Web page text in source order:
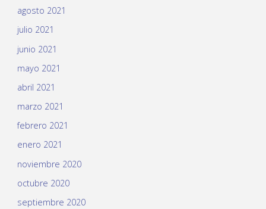
agosto 2021
julio 2021
junio 2021
mayo 2021
abril 2021
marzo 2021
febrero 2021
enero 2021
noviembre 2020
octubre 2020
septiembre 2020